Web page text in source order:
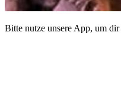
Bitte nutze unsere App, um dir